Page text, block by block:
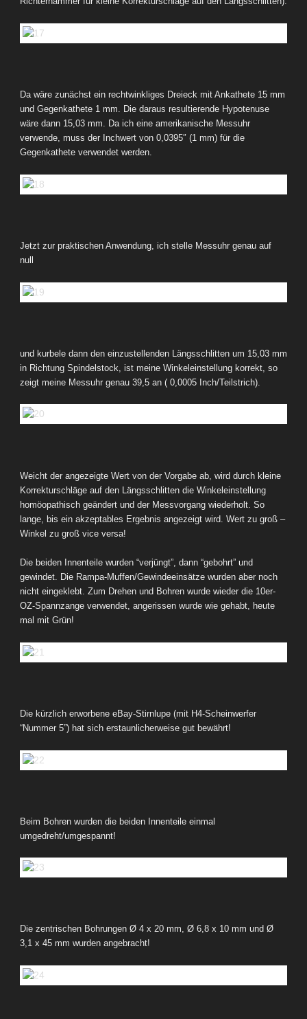
Da wäre zunächst ein rechtwinkliges Dreieck mit Ankathete 15 mm
und Gegenkathete 1 mm. Die daraus resultierende Hypotenuse
wäre dann 15,03 mm. Da ich eine amerikanische Messuhr
verwende, muss der Inchwert von 0,0395″ (1 mm) für die
Gegenkathete verwendet werden.
Jetzt zur praktischen Anwendung, ich stelle Messuhr genau auf
null
und kurbele dann den einzustellenden Längsschlitten um 15,03 mm
in Richtung Spindelstock, ist meine Winkeleinstellung korrekt, so
zeigt meine Messuhr genau 39,5 an ( 0,0005 Inch/Teilstrich).
Weicht der angezeigte Wert von der Vorgabe ab, wird durch kleine
Korrekturschläge auf den Längsschlitten die Winkeleinstellung
homöopathisch geändert und der Messvorgang wiederholt. So
lange, bis ein akzeptables Ergebnis angezeigt wird. Wert zu groß –
Winkel zu groß vice versa!
Die beiden Innenteile wurden “verjüngt”, dann “gebohrt” und
gewindet. Die Rampa-Muffen/Gewindeeinsätze wurden aber noch
nicht eingeklebt. Zum Drehen und Bohren wurde wieder die 10er-
OZ-Spannzange verwendet, angerissen wurde wie gehabt, heute
mal mit Grün!
Die kürzlich erworbene eBay-Stirnlupe (mit H4-Scheinwerfer
“Nummer 5”) hat sich erstaunlicherweise gut bewährt!
Beim Bohren wurden die beiden Innenteile einmal
umgedreht/umgespannt!
Die zentrischen Bohrungen Ø 4 x 20 mm, Ø 6,8 x 10 mm und Ø
3,1 x 45 mm wurden angebracht!